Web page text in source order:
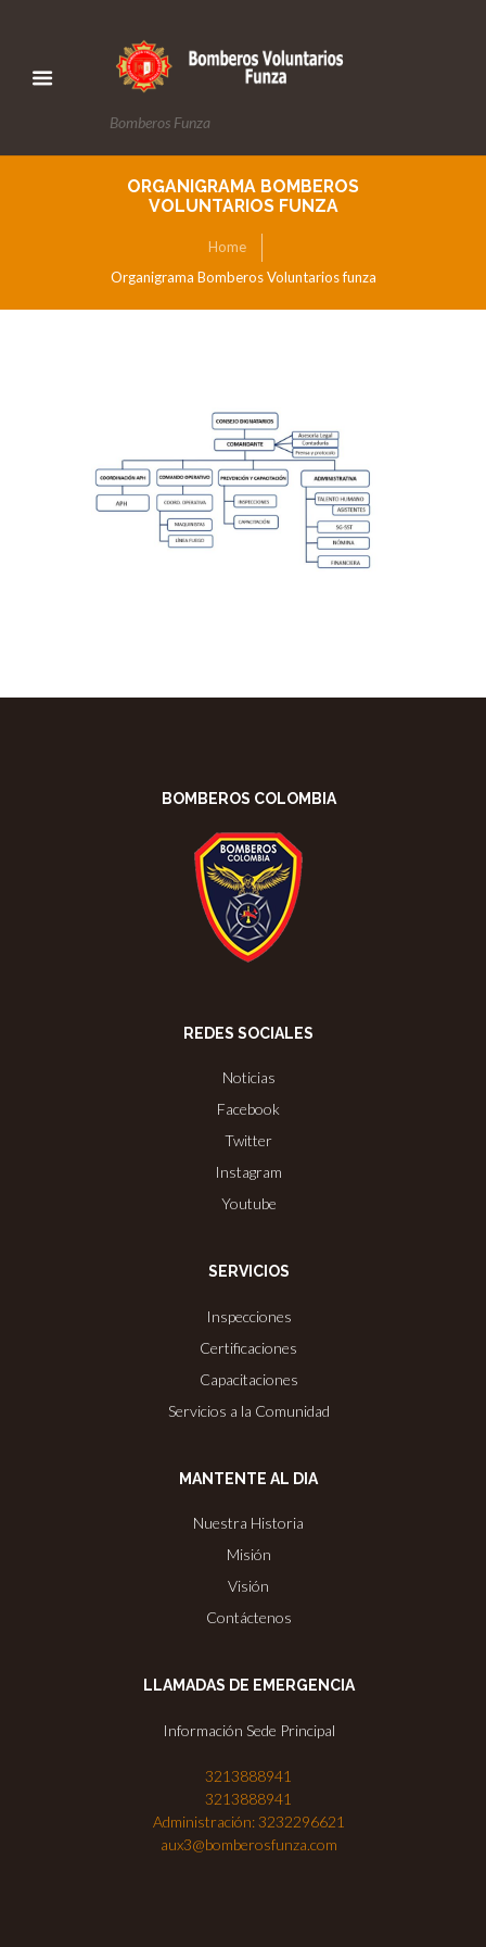
Bomberos Funza
ORGANIGRAMA BOMBEROS
VOLUNTARIOS FUNZA
Home
Organigrama Bomberos Voluntarios funza
BOMBEROS COLOMBIA
REDES SOCIALES
Noticias
Facebook
Twitter
Instagram
Youtube
SERVICIOS
Inspecciones
Certificaciones
Capacitaciones
Servicios a la Comunidad
MANTENTE AL DIA
Nuestra Historia
Misión
Visión
Contáctenos
LLAMADAS DE EMERGENCIA
Información Sede Principal
3213888941
3213888941
Administración: 3232296621
aux3@bomberosfunza.com